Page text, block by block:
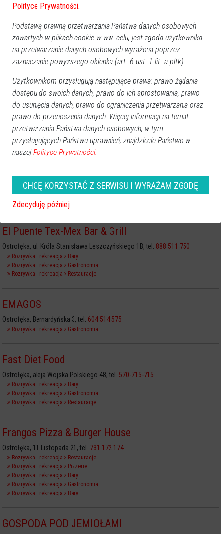
Delikatesy Mięsne GETMOR i burgerownia
GETBURGER w jednym miejscu
Ostrołęka, ul. Prądzyńskiego 4, tel.730 825 850
Sklepy
Mięso, wędliny
DONER KEBAP
Ostrołęka, Piłsudskiego 3 (koło PKS), tel.668 166 607
Rozrywka i rekreacja Gastronomia
Doner Kebap
Rozrywka i rekreacja
Bary
Rozrywka i rekreacja
Rozrywka i rekreacja
Restauracje
El Puente Tex-Mex Bar & Grill
Ostrołęka, ul. Króla Stanisława Leszczyńskiego 1B, tel. 888 511 750
Rozrywka i rekreacja
Bary
Rozrywka i rekreacja
Gastronomia
Rozrywka i rekreacja
Restauracje
EMAGOS
Ostrołęka, Bernardyńska 3, tel. 604 514 575
Rozrywka i rekreacja Gastronomia
Fast Diet Food
Ostrołęka, aleja Wojska Polskiego 48, tel. 570-715-715
Rozrywka i rekreacja
Bary
Rozrywka i rekreacja
Gastronomia
Rozrywka i rekreacja
Restauracje
Frangos Pizza & Burger House
Ostrołęka, 11 Listopada 21, tel. 731 172 174
Rozrywka i rekreacja
Restauracje
Rozrywka i rekreacja
Pizzerie
Rozrywka i rekreacja
Bary
Rozrywka i rekreacja
Gastronomia
Rozrywka i rekreacja
Bary
GOSPODA POD JEMIOŁAMI
Polityce Prywatności.
Podstawą prawną przetwarzania Państwa danych osobowych
zawartych w plikach cookie w ww. celu, jest zgoda użytkownika
na przetwarzanie danych osobowych wyrażona poprzez
zaznaczanie powyższego okienka (art. 6 ust. 1 lit. a pltk).
Użytkownikom przysługują następujące prawa: prawo żądania
dostępu do swoich danych, prawo do ich sprostowania, prawo
do usunięcia danych, prawo do ograniczenia przetwarzania oraz
prawo do przenoszenia danych. Więcej informacji na temat
przetwarzania Państwa danych osobowych, w tym
przysługujących Państwu uprawnień, znajdziecie Państwo w
naszej Polityce Prywatności.
CHCĘ KORZYSTAĆ Z SERWISU I WYRAŻAM ZGODĘ
Zdecyduję później